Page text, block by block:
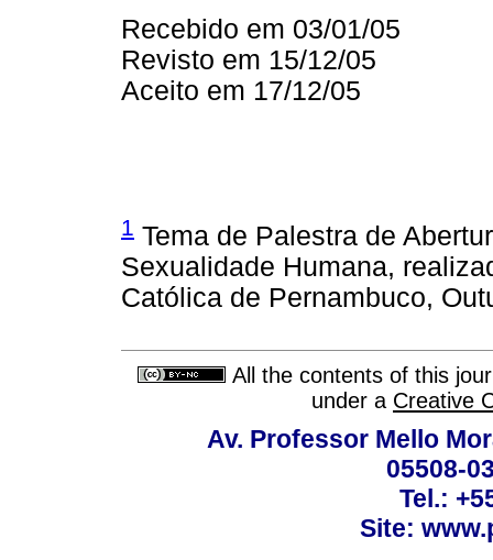
Recebido em 03/01/05
Revisto em 15/12/05
Aceito em 17/12/05
1 Tema de Palestra de
Sexualidade Humana,
Católica de Pernambuco,
All the contents of this
under a Creative
Av. Professor Mello
05508-
Tel.:
Site: